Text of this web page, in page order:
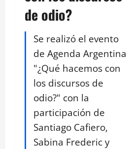
de odio?
Se realizó el evento
de Agenda Argentina
"¿Qué hacemos con
los discursos de
odio?" con la
participación de
Santiago Cafiero,
Sabina Frederic y